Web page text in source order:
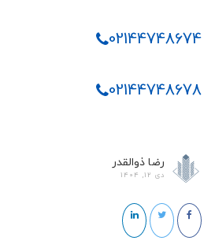
02144748674
02144748678
رضا ذوالقدر
دی 12, 1404